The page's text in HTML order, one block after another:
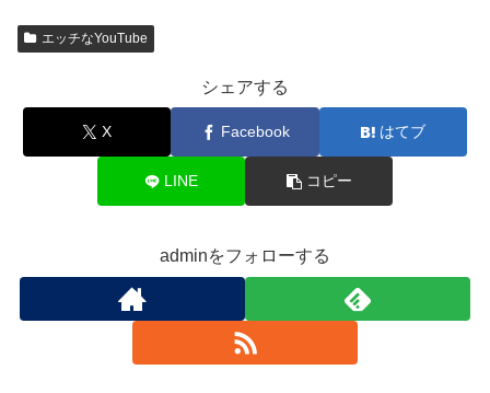
エッチなYouTube
シェアする
X Facebook はてブ
LINE コピー
adminをフォローする